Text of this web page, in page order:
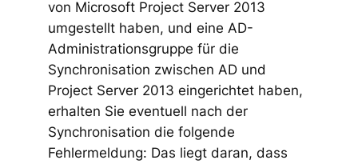
von Microsoft Project Server 2013
umgestellt haben, und eine AD-
Administrationsgruppe für die
Synchronisation zwischen AD und
Project Server 2013 eingerichtet haben,
erhalten Sie eventuell nach der
Synchronisation die folgende
Fehlermeldung: Das liegt daran, dass